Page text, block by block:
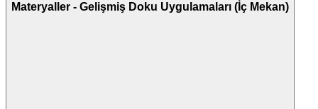
Materyaller - Gelişmiş Doku Uygulamaları (İç Mekan)